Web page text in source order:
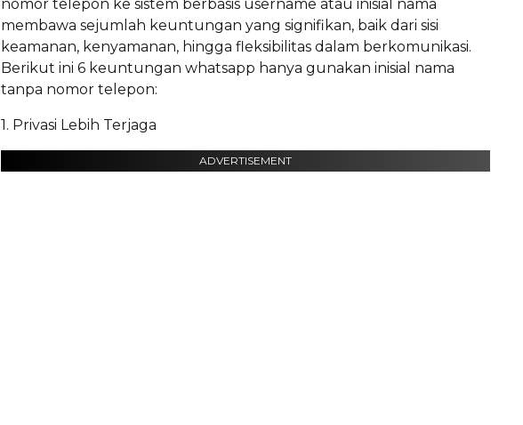
nomor telepon ke sistem berbasis username atau inisial nama
membawa sejumlah keuntungan yang signifikan, baik dari sisi
keamanan, kenyamanan, hingga fleksibilitas dalam berkomunikasi.
Berikut ini 6 keuntungan whatsapp hanya gunakan inisial nama
tanpa nomor telepon:
1. Privasi Lebih Terjaga
ADVERTISEMENT